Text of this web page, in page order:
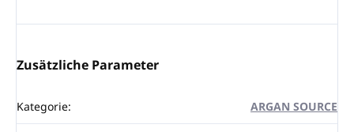
Zusätzliche Parameter
Kategorie: ARGAN SOURCE